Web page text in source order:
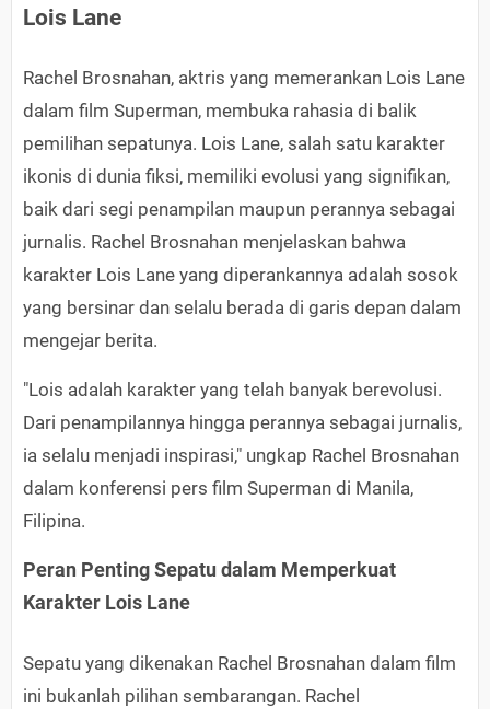
Lois Lane
Rachel Brosnahan, aktris yang memerankan Lois Lane
dalam film Superman, membuka rahasia di balik
pemilihan sepatunya. Lois Lane, salah satu karakter
ikonis di dunia fiksi, memiliki evolusi yang signifikan,
baik dari segi penampilan maupun perannya sebagai
jurnalis. Rachel Brosnahan menjelaskan bahwa
karakter Lois Lane yang diperankannya adalah sosok
yang bersinar dan selalu berada di garis depan dalam
mengejar berita.
"Lois adalah karakter yang telah banyak berevolusi.
Dari penampilannya hingga perannya sebagai jurnalis,
ia selalu menjadi inspirasi," ungkap Rachel Brosnahan
dalam konferensi pers film Superman di Manila,
Filipina.
Peran Penting Sepatu dalam Memperkuat
Karakter Lois Lane
Sepatu yang dikenakan Rachel Brosnahan dalam film
ini bukanlah pilihan sembarangan. Rachel